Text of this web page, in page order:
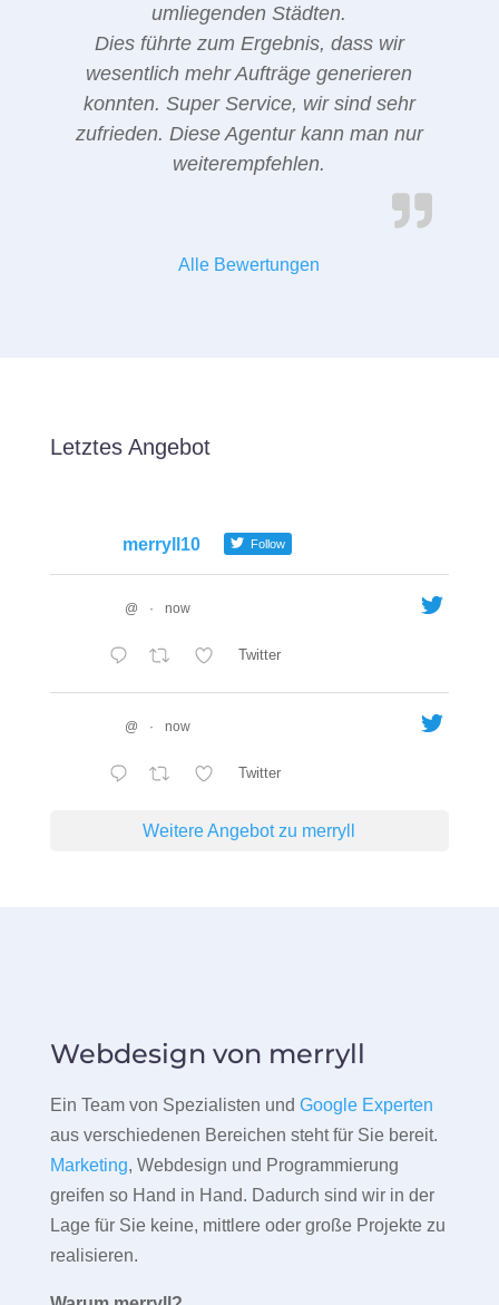
umliegenden Städten.
Dies führte zum Ergebnis, dass wir
wesentlich mehr Aufträge generieren
konnten. Super Service, wir sind sehr
zufrieden. Diese Agentur kann man nur
weiterempfehlen.
Alle Bewertungen
Letztes Angebot
merryll10 Follow
@ · now
Twitter
@ · now
Twitter
Weitere Angebot zu merryll
Webdesign von merryll
Ein Team von Spezialisten und Google Experten
aus verschiedenen Bereichen steht für Sie bereit.
Marketing, Webdesign und Programmierung
greifen so Hand in Hand. Dadurch sind wir in der
Lage für Sie keine, mittlere oder große Projekte zu
realisieren.